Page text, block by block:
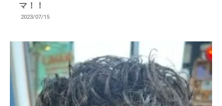
マ！！
2023/07/15